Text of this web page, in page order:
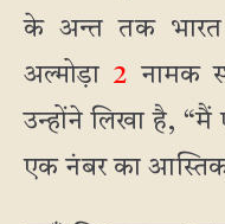
के अन्त तक
अल्मोड़ा 2 नामक
उन्होंने लिखा है,
एक नंबर का आस्तिक